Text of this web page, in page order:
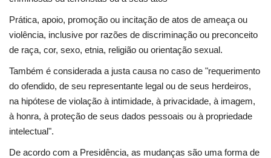
Prática, apoio, promoção ou incitação de atos de ameaça ou
violência, inclusive por razões de discriminação ou preconceito
de raça, cor, sexo, etnia, religião ou orientação sexual.
Também é considerada a justa causa no caso de "requerimento
do ofendido, de seu representante legal ou de seus herdeiros,
na hipótese de violação à intimidade, à privacidade, à imagem,
à honra, à proteção de seus dados pessoais ou à propriedade
intelectual".
De acordo com a Presidência, as mudanças são uma forma de